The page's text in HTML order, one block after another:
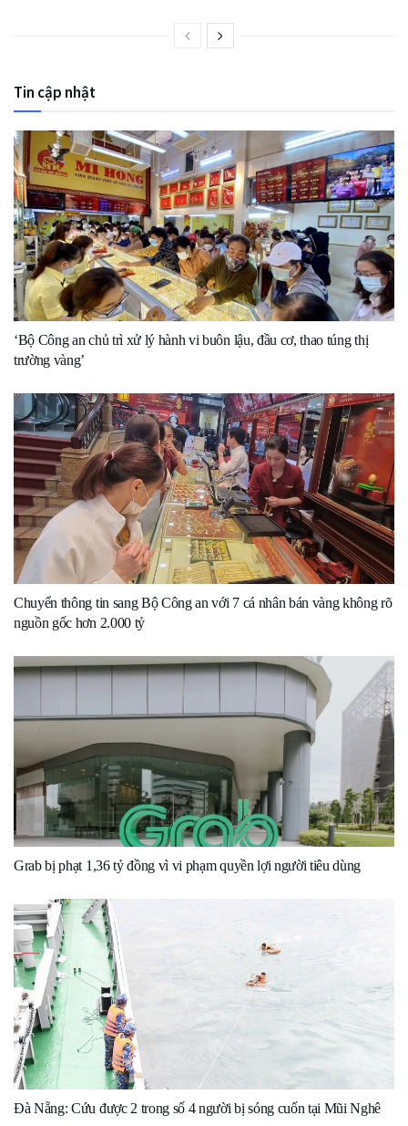
Tin cập nhật
‘Bộ Công an chủ trì xử lý hành vi buôn lậu, đầu cơ, thao túng thị
trường vàng’
Chuyển thông tin sang Bộ Công an với 7 cá nhân bán vàng không rõ
nguồn gốc hơn 2.000 tỷ
Grab bị phạt 1,36 tỷ đồng vì vi phạm quyền lợi người tiêu dùng
Đà Nẵng: Cứu được 2 trong số 4 người bị sóng cuốn tại Mũi Nghê